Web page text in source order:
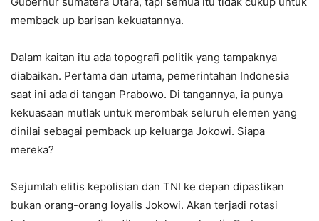
memback up barisan kekuatannya.
Dalam kaitan itu ada topografi politik yang tampaknya
diabaikan. Pertama dan utama, pemerintahan Indonesia
saat ini ada di tangan Prabowo. Di tangannya, ia punya
kekuasaan mutlak untuk merombak seluruh elemen yang
dinilai sebagai pemback up keluarga Jokowi. Siapa
mereka?
Sejumlah elitis kepolisian dan TNI ke depan dipastikan
bukan orang-orang loyalis Jokowi. Akan terjadi rotasi